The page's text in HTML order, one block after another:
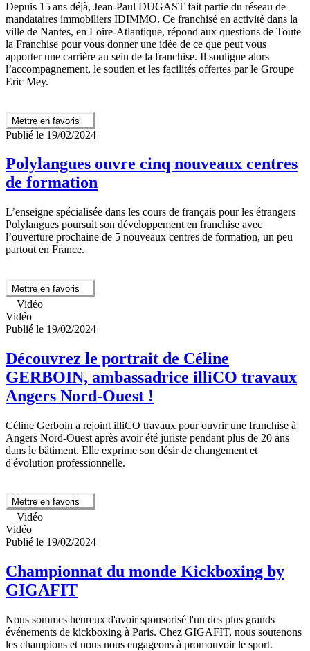
Depuis 15 ans déjà, Jean-Paul DUGAST fait partie du réseau de
mandataires immobiliers IDIMMO. Ce franchisé en activité dans la
ville de Nantes, en Loire-Atlantique, répond aux questions de Toute
la Franchise pour vous donner une idée de ce que peut vous
apporter une carrière au sein de la franchise. Il souligne alors
l’accompagnement, le soutien et les facilités offertes par le Groupe
Eric Mey.
Mettre en favoris
Publié le 19/02/2024
Polylangues ouvre cinq nouveaux centres
de formation
L’enseigne spécialisée dans les cours de français pour les étrangers
Polylangues poursuit son développement en franchise avec
l’ouverture prochaine de 5 nouveaux centres de formation, un peu
partout en France.
Mettre en favoris
Vidéo
Vidéo
Publié le 19/02/2024
Découvrez le portrait de Céline
GERBOIN, ambassadrice illiCO travaux
Angers Nord-Ouest !
Céline Gerboin a rejoint illiCO travaux pour ouvrir une franchise à
Angers Nord-Ouest après avoir été juriste pendant plus de 20 ans
dans le bâtiment. Elle exprime son désir de changement et
d'évolution professionnelle.
Mettre en favoris
Vidéo
Vidéo
Publié le 19/02/2024
Championnat du monde Kickboxing by
GIGAFIT
Nous sommes heureux d'avoir sponsorisé l'un des plus grands
événements de kickboxing à Paris. Chez GIGAFIT, nous soutenons
les champions et nous nous engageons à promouvoir le sport.